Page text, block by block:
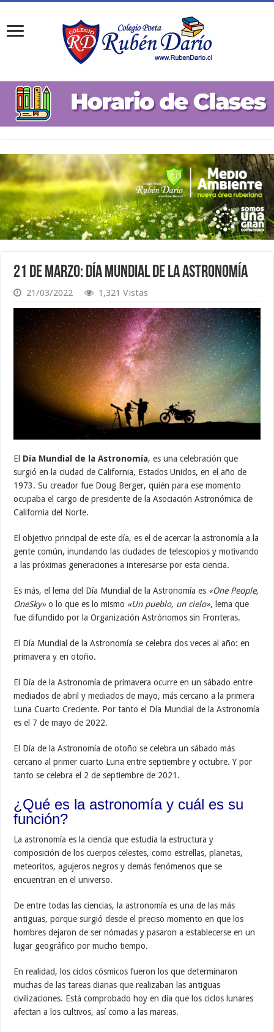
21 de Marzo: Día Mundial de la Astronomía
21/03/2022 1,321 Vistas
El Día Mundial de la Astronomía, es una celebración que
surgió en la ciudad de California, Estados Unidos, en el año de
1973. Su creador fue Doug Berger, quién para ese momento
ocupaba el cargo de presidente de la Asociación Astronómica de
California del Norte.
El objetivo principal de este día, es el de acercar la astronomía a la
gente común, inundando las ciudades de telescopios y motivando
a las próximas generaciones a interesarse por esta ciencia.
Es más, el lema del Día Mundial de la Astronomía es «One People,
OneSky»o lo que es lo mismo «Un pueblo, un cielo», lema que
fue difundido por la Organización Astrónomos sin Fronteras.
El Día Mundial de la Astronomía se celebra dos veces al año: en
primavera y en otoño.
El Día de la Astronomía de primavera ocurre en un sábado entre
mediados de abril y mediados de mayo, más cercano a la primera
Luna Cuarto Creciente. Por tanto el Día Mundial de la Astronomía
es el 7 de mayo de 2022.
El Día de la Astronomía de otoño se celebra un sábado más
cercano al primer cuarto Luna entre septiembre y octubre. Y por
tanto se celebra el 2 de septiembre de 2021.
¿Qué es la astronomía y cuál es su
función?
La astronomía es la ciencia que estudia la estructura y
composición de los cuerpos celestes, como estrellas, planetas,
meteoritos, agujeros negros y demás fenómenos que se
encuentran en el universo.
De entre todas las ciencias, la astronomía es una de las más
antiguas, porque surgió desde el preciso momento en que los
hombres dejaron de ser nómadas y pasaron a establecerse en un
lugar geográfico por mucho tiempo.
En realidad, los ciclos cósmicos fueron los que determinaron
muchas de las tareas diarias que realizaban las antiguas
civilizaciones. Está comprobado hoy en día que los ciclos lunares
afectan a los cultivos, así como a las mareas.